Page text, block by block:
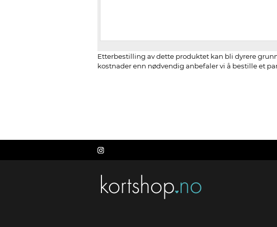
Etterbestilling av dette produktet kan bli dyrere
kostnader enn nødvendig anbefaler vi å bestille et